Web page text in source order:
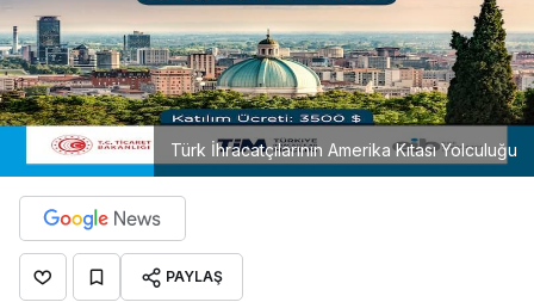
Türk İhracatçılarının Amerika Kıtası Yolculuğu
PAYLAŞ